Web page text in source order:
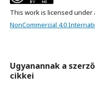
This work is licensed under
NonCommercial 4.0
Ugyanannak a
cikkei